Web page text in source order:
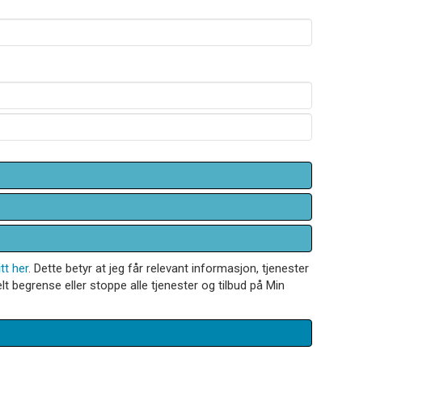
her. Dette betyr at jeg får relevant informasjon, tjenester
begrense eller stoppe alle tjenester og tilbud på Min